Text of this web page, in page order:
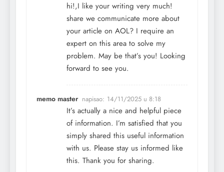
hi!,I like your writing very much!
share we communicate more about
your article on AOL? I require an
expert on this area to solve my
problem. May be that’s you! Looking
forward to see you.
memo master napisao: 14/11/2025 u 8:18
It’s actually a nice and helpful piece
of information. I’m satisfied that you
simply shared this useful information
with us. Please stay us informed like
this. Thank you for sharing.